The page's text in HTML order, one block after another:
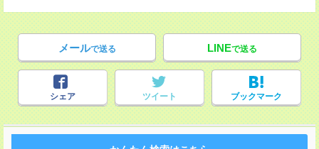
メールで送る LINEで送る
シェア ツイート ブックマーク